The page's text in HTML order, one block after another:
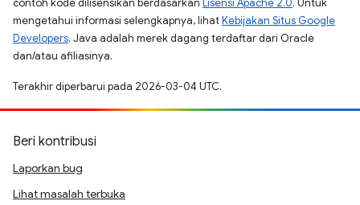
contoh kode dilisensikan berdasarkan Lisensi Apache 2.0. Untuk
mengetahui informasi selengkapnya, lihatKebijakan Situs Google
Developers. Java adalah merek dagang terdaftar dari Oracle
dan/atau afiliasinya.
Terakhir diperbarui pada 2026-03-04 UTC.
Beri kontribusi
Laporkan bug
Lihat masalah terbuka